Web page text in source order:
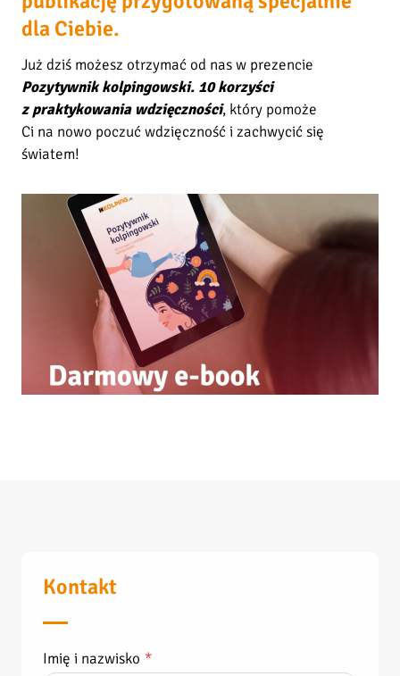
dla Ciebie.
Już dziś możesz otrzymać od nas w prezencie
Pozytywnik kolpingowski. 10 korzyści
z praktykowania wdzięczności, który pomoże
Ci na nowo poczuć wdzięczność i zachwycić się
światem!
Kontakt
Imię i nazwisko *